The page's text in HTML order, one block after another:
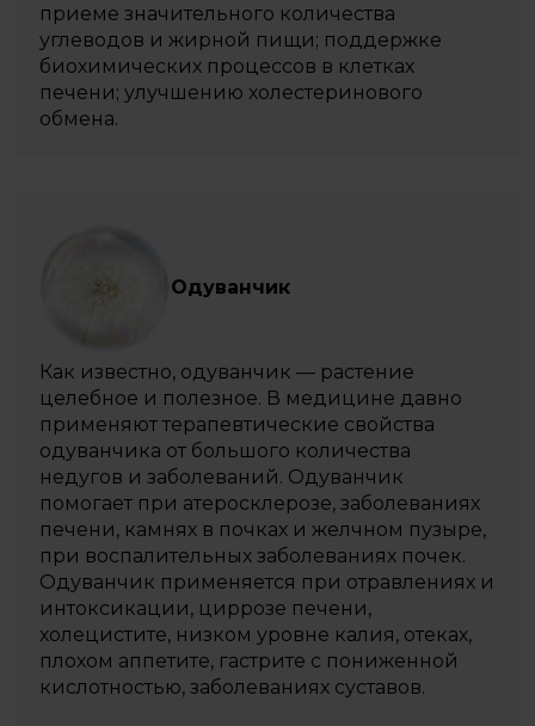
приеме значительного количества
углеводов и жирной пищи; поддержке
биохимических процессов в клетках
печени; улучшению холестеринового
обмена.
Одуванчик
Как известно, одуванчик — растение
целебное и полезное. В медицине давно
применяют терапевтические свойства
одуванчика от большого количества
недугов и заболеваний. Одуванчик
помогает при атеросклерозе, заболеваниях
печени, камнях в почках и желчном пузыре,
при воспалительных заболеваниях почек.
Одуванчик применяется при отравлениях и
интоксикации, циррозе печени,
холецистите, низком уровне калия, отеках,
плохом аппетите, гастрите с пониженной
кислотностью, заболеваниях суставов.